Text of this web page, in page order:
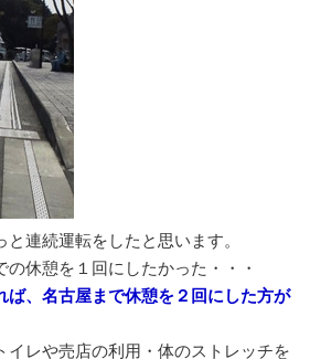
連続運転をしたと思います。
休憩を１回にしたかった・・・
ば、名古屋まで休憩を２回にした方が
イレや売店の利用・体のストレッチを